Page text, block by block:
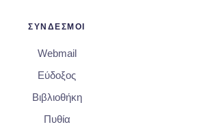
ΣΥΝΔΕΣΜΟΙ
Webmail
Εύδοξος
Βιβλιοθήκη
Πυθία